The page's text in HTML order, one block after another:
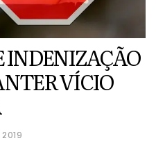
INDENIZAÇÃO
VÍCIO
2019